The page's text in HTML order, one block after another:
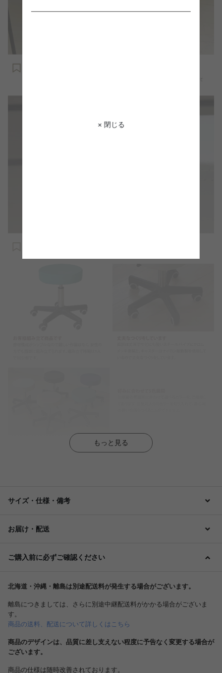
× 閉じる
もっと見る
サイズ・仕様・備考
お届け・配送
ご購入前に必ずご確認ください
北海道・沖縄・離島は別途配送料が発生する場合がございます。
離島につきましては、さらに別途中継配送料がかかる場合がございま
す。
商品の送料、配送について詳しくはこちら
商品のデザインは、品質に差し支えない程度に予告なく変更する場合が
ございます。
商品の仕様は随時改善されております。